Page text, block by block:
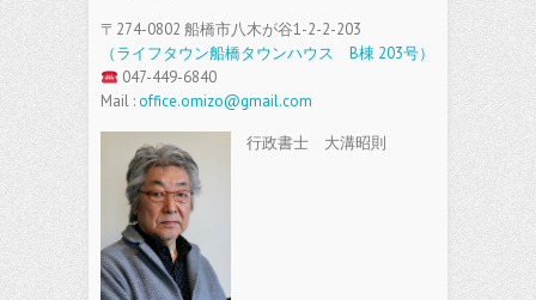
〒274-0802 船橋市八木が谷1-2-2-203
（ライフタウン船橋タウンハウス B棟 203号）
047-449-6840
Mail :office.omizo@gmail.com
行政書士 大溝昭則